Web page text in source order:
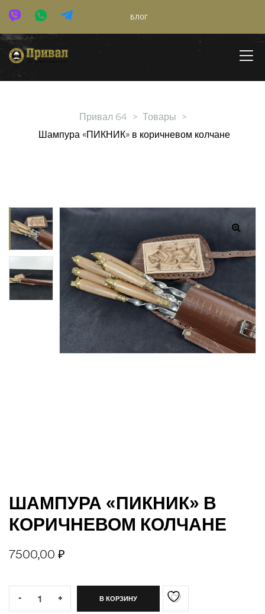
БЛОГ
Привал 64 > Товары >
Шампура «ПИКНИК» в коричневом колчане
ШАМПУРА «ПИКНИК» В
КОРИЧНЕВОМ КОЛЧАНЕ
7500,00 ₽
- + В КОРЗИНУ